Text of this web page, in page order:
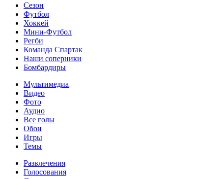
Сезон
Футбол
Хоккей
Мини-Футбол
Регби
Команда Спартак
Наши соперники
Бомбардиры
Мультимедиа
Видео
Фото
Аудио
Все голы
Обои
Игры
Темы
Развлечения
Голосования